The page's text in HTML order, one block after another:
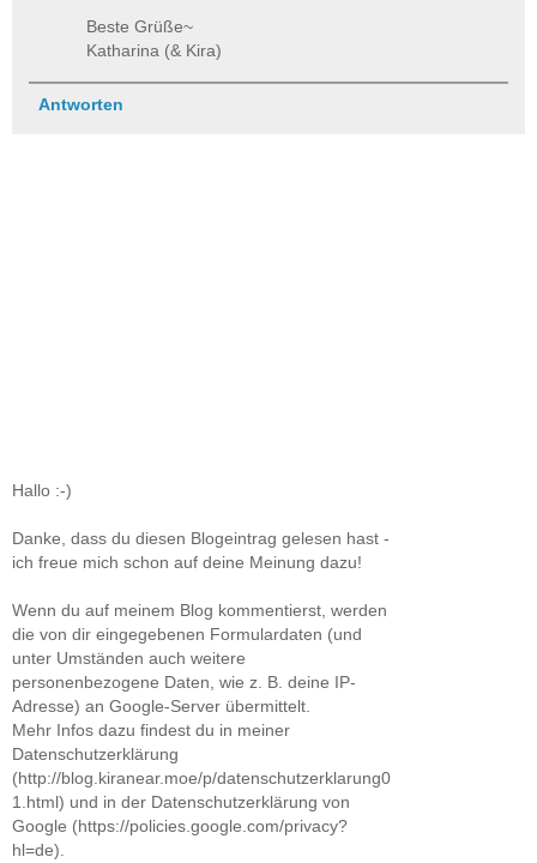
Beste Grüße~
Katharina (& Kira)
Antworten
Hallo :-)
Danke, dass du diesen Blogeintrag gelesen hast -
ich freue mich schon auf deine Meinung dazu!
Wenn du auf meinem Blog kommentierst, werden
die von dir eingegebenen Formulardaten (und
unter Umständen auch weitere
personenbezogene Daten, wie z. B. deine IP-
Adresse) an Google-Server übermittelt.
Mehr Infos dazu findest du in meiner
Datenschutzerklärung
(http://blog.kiranear.moe/p/datenschutzerklarung0
1.html) und in der Datenschutzerklärung von
Google (https://policies.google.com/privacy?
hl=de).